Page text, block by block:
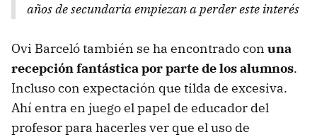
años de secundaria empiezan a perder este interés
Ovi Barceló también se ha encontrado con una
recepción fantástica por parte de los alumnos.
Incluso con expectación que tilda de excesiva.
Ahí entra en juego el papel de educador del
profesor para hacerles ver que el uso de